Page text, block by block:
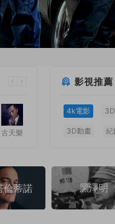
古天樂
影視推薦
4k電影
3D動畫 紀
倫蒂諾 黑澤明